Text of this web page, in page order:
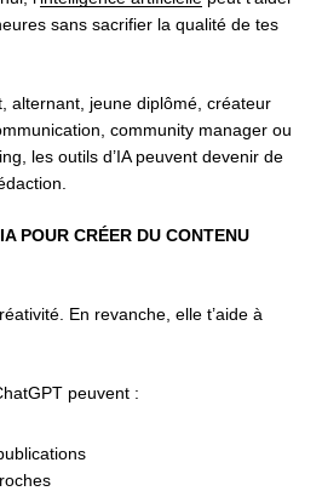
sans sacrifier la qualité de tes
alternant, jeune diplômé, créateur
community manager ou
les outils d’IA peuvent devenir de
POUR CRÉER DU CONTENU
En revanche, elle t’aide à
peuvent :